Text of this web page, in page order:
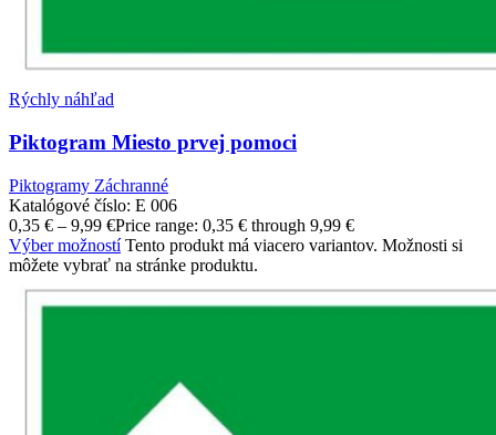
Rýchly náhľad
Piktogram Miesto prvej pomoci
Piktogramy Záchranné
Katalógové číslo: E 006
0,35 € – 9,99 €Price range: 0,35 € through 9,99 €
Výber možností Tento produkt má viacero variantov. Možnosti si
môžete vybrať na stránke produktu.